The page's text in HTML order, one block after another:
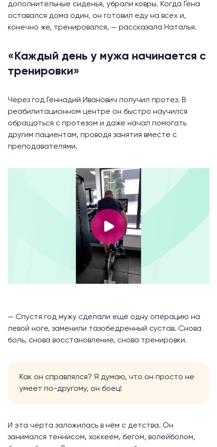
дополнительные сиденья, убрали ковры. Когда Гена
оставался дома один, он готовил еду на всех и,
конечно же, тренировался, — рассказала Наталья.
«Каждый день у мужа начинается с
тренировки»
Через год Геннадий Иванович получил протез. В
реабилитационном центре он быстро научился
обращаться с протезом и даже начал помогать
другим пациентам, проводя занятия вместе с
преподавателями.
— Спустя год мужу сделали ещё одну операцию на
левой ноге, заменили тазобедренный сустав. Снова
боль, снова восстановление, снова тренировки.
Как он справлялся? Я думаю, что он просто не
умеет по-другому, он боец!
И эта черта заложилась в нём с детства. Он
занимался теннисом, хоккеем, бегом, волейболом,